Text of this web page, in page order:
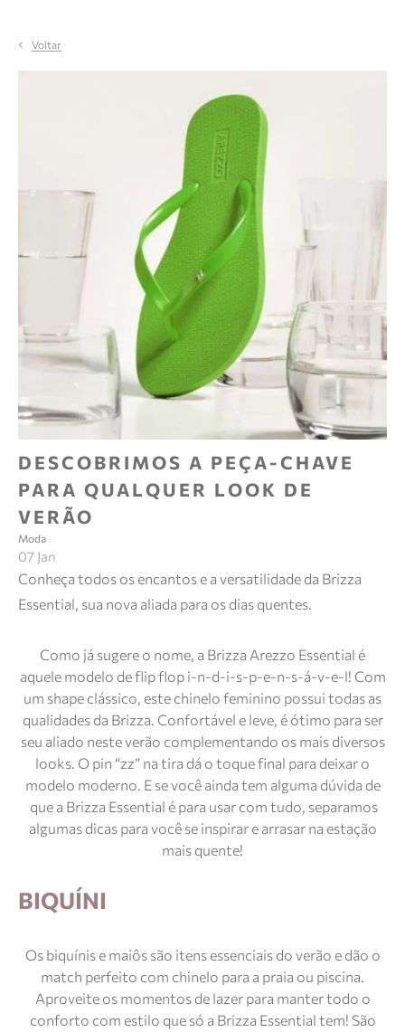
Voltar
DESCOBRIMOS A PEÇA-CHAVE
PARA QUALQUER LOOK DE
VERÃO
Moda
07 Jan
Conheça todos os encantos e a versatilidade da Brizza
Essential, sua nova aliada para os dias quentes.
Como já sugere o nome, a Brizza Arezzo Essential é
aquele modelo de flip flop i-n-d-i-s-p-e-n-s-á-v-e-l! Com
um shape clássico, este chinelo feminino possui todas as
qualidades da Brizza. Confortável e leve, é ótimo para ser
seu aliado neste verão complementando os mais diversos
looks. O pin “zz” na tira dá o toque final para deixar o
modelo moderno. E se você ainda tem alguma dúvida de
que a Brizza Essential é para usar com tudo, separamos
algumas dicas para você se inspirar e arrasar na estação
mais quente!
BIQUÍNI
Os biquínis e maiôs são itens essenciais do verão e dão o
match perfeito com chinelo para a praia ou piscina.
Aproveite os momentos de lazer para manter todo o
conforto com estilo que só a Brizza Essential tem! São